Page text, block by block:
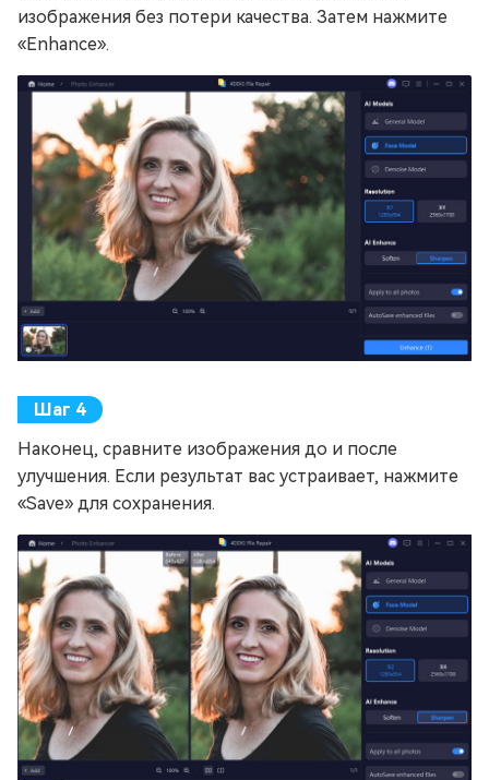
изображения без потери качества. Затем нажмите
«Enhance».
Наконец, сравните изображения до и после
улучшения. Если результат вас устраивает, нажмите
«Save» для сохранения.